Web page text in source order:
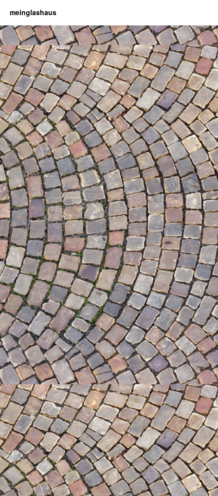
meinglashaus